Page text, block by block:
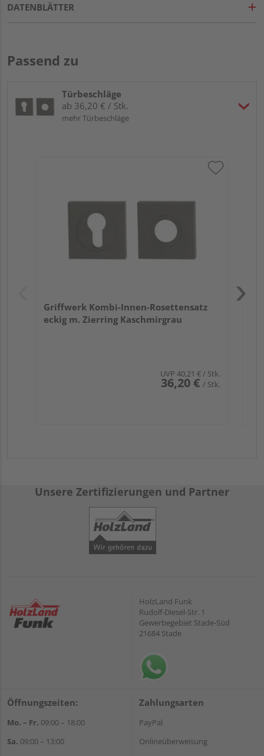
DATENBLÄTTER
Passend zu
Türbeschläge
ab 36,20 € / Stk.
mehr Türbeschläge
Griffwerk Kombi-Innen-Rosettensatz
eckig m. Zierring Kaschmirgrau
UVP 40,21 €/ Stk.
36,20 € / Stk.
Unsere Zertifizierungen und Partner
HolzLand Funk
Rudolf-Diesel-Str. 1
Gewerbegebiet Stade-Süd
21684 Stade
Öffnungszeiten:
Mo. – Fr. 09:00 – 18:00
Sa. 09:00 – 13:00
Zahlungsarten
PayPal
Onlineüberweisung